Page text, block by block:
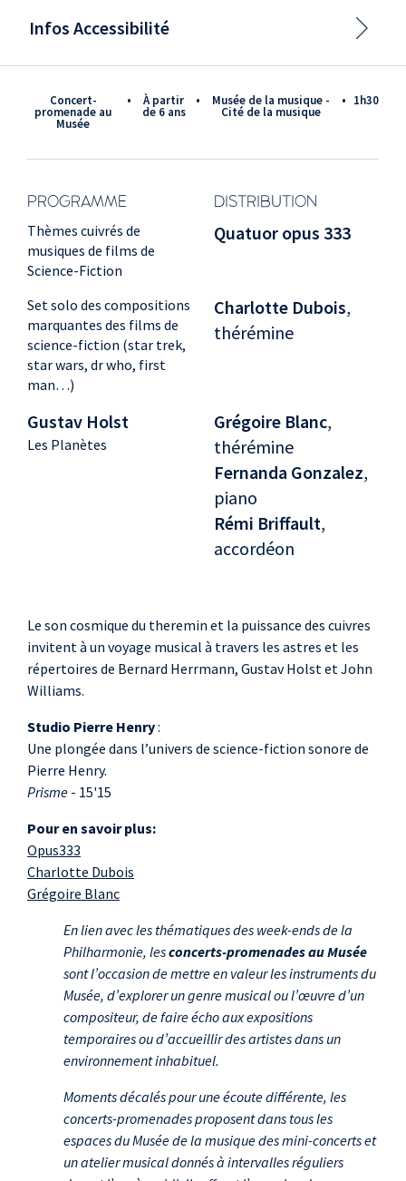
Concert-
promenade au
Musée
• à partir
de 6 ans
• Musée de la musique -
Cité de la musique
• 1h30
PROGRAMME DISTRIBUTION
Thèmes cuivrés de
musiques de films de
Science-Fiction
Quatuor opus 333
Set solo des compositions
marquantes des films de
science-fiction (star trek,
star wars, dr who, first
man…)
Charlotte Dubois,
thérémine
Gustav Holst
Les Planètes
Grégoire Blanc,
thérémine
Fernanda Gonzalez,
piano
Rémi Briffault,
accordéon
Le son cosmique du theremin et la puissance des cuivres
invitent à un voyage musical à travers les astres et les
répertoires de Bernard Herrmann, Gustav Holst et John
Williams.
Studio Pierre Henry:
Une plongée dans l’univers de science-fiction sonore de
Pierre Henry.
Prisme - 15'15
Pour en savoir plus:
Opus333
Charlotte Dubois
Grégoire Blanc
En lien avec les thématiques des week-ends de la
Philharmonie, lesconcerts-promenades au Musée
sont l’occasion de mettre en valeur les instruments du
Musée, d’explorer un genre musical ou l’œuvre d’un
compositeur, de faire écho aux expositions
temporaires ou d’accueillir des artistes dans un
environnement inhabituel.
Moments décalés pour une écoute différente, les
concerts-promenades proposent dans tous les
espaces du Musée de la musique des mini-concerts et
un atelier musical donnés à intervalles réguliers
Infos Accessibilité